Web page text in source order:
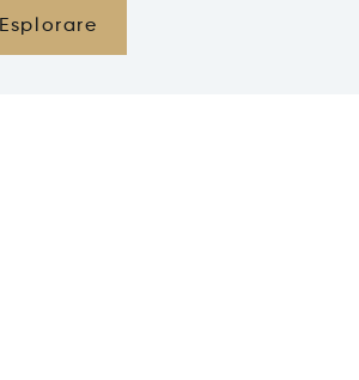
Esplorare